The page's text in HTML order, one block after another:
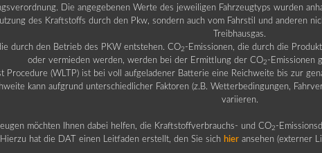
Die angegebenen Werte des jeweiligen Fahrzeugtyps wurden
des Kraftstoffs durch den Pkw, sondern auch vom Fahrstil und anderen
Treibhausgas.
durch den Betrieb des PKW entstehen. CO2 -Emissionen, die durch die
oder vermieden werden, werden bei der Ermittlung der CO2 -Emissionen
Procedure (WLTP) ist bei voll aufgeladener Batterie eine Reichweite bis zur
kann aufgrund unterschiedlicher Faktoren (z.B. Wetterbedingungen,
variieren.
möchten Ihnen dabei helfen, die Kraftstoffverbrauchs- und CO2 -
hat die DAT einen Leitfaden erstellt, den Sie sich hier ansehen (externer